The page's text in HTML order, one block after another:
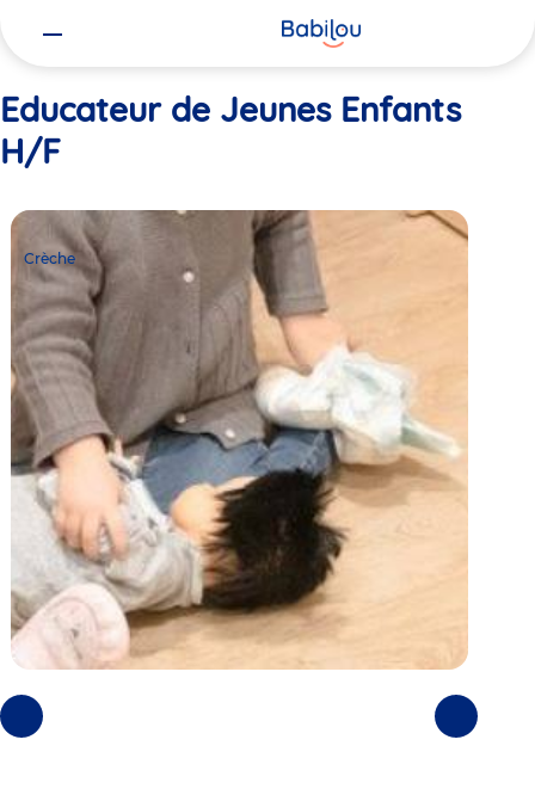
Educateur de Jeunes Enfants
H/F
Crèche
Babilou
Saint-
Germain
Dunant
Crèche
Photos
précédentes
Photos
suivantes